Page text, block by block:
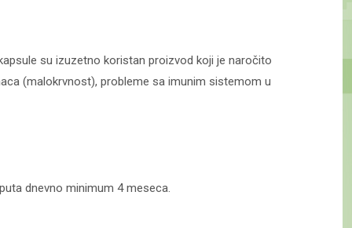
su izuzetno koristan proizvod koji je naročito
(malokrvnost), probleme sa imunim sistemom u
dnevno minimum 4 meseca.